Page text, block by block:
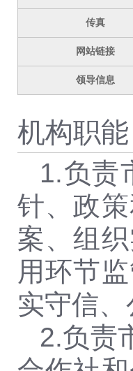
传真
网站链接
领导信息
机构职能
1.负责
针、政
案、组
用环节
实守信
2.负责